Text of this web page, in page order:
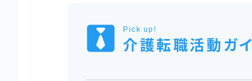
Pick up!
介護転職活動ガ